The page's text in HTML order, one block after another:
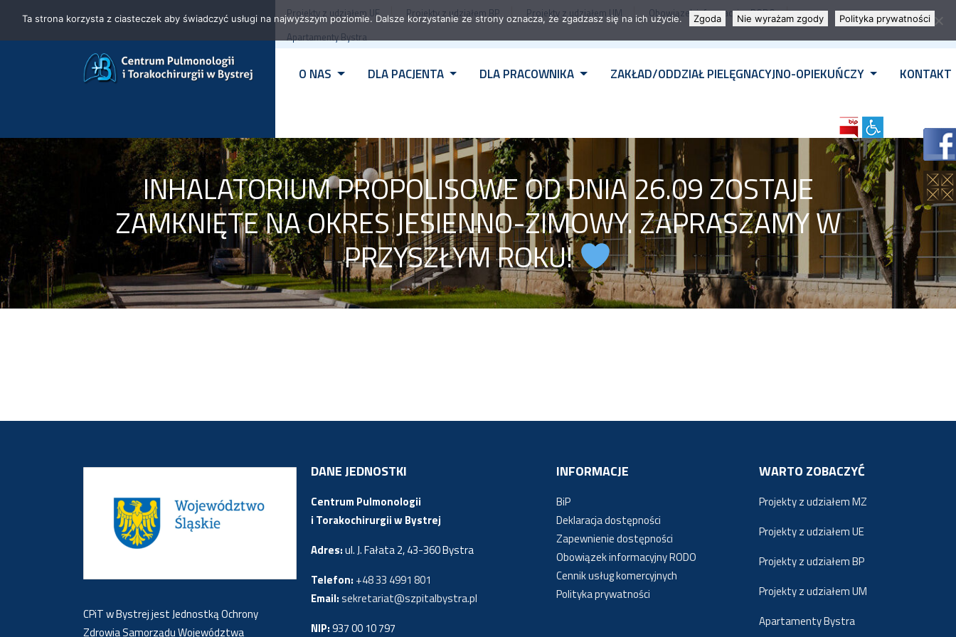
Projekty z udziałem UE Projekty z udziałem BP Projekty z udziałem UM
Obowiązek informacyjny RODO
Apartamenty Bystra
O NAS DLA PACJENTA DLA PRACOWNIKA ZAKŁAD/ODDZIAŁ PIELĘGNACYJNO-OPIEKUŃCZY KONTAKT
INHALATORIUM PROPOLISOWE OD DNIA 26.09 ZOSTAJE
ZAMKNIĘTE NA OKRES JESIENNO-ZIMOWY. ZAPRASZAMY W
PRZYSZŁYM ROKU!
CPiT w Bystrej jest Jednostką Ochrony
Zdrowia Samorządu Województwa
DANE JEDNOSTKI
Centrum Pulmonologii
i Torakochirurgii w Bystrej
Adres:ul. J. Fałata 2, 43-360 Bystra
Telefon: +48 33 4991 801
Email:sekretariat@szpitalbystra.pl
NIP:937 00 10 797
INFORMACJE
BiP
Deklaracja dostępności
Zapewnienie dostępności
Obowiązek informacyjny RODO
Cennik usług komercyjnych
Polityka prywatności
WARTO ZOBACZYĆ
Projekty z udziałem MZ
Projekty z udziałem UE
Projekty z udziałem BP
Projekty z udziałem UM
Apartamenty Bystra
Ta strona korzysta z ciasteczek aby świadczyć usługi na najwyższym poziomie. Dalsze korzystanie ze strony oznacza, że zgadzasz się na ich użycie. Zgoda Nie wyrażam zgody Polityka prywatności